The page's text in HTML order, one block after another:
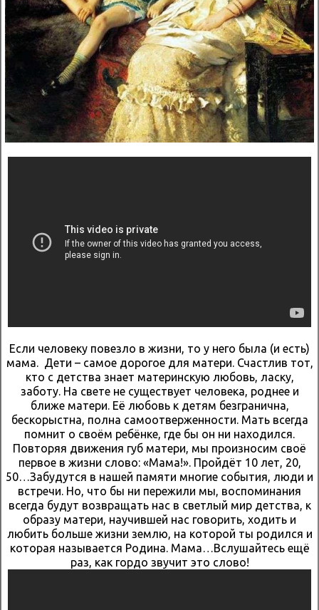
Если человеку повезло в жизни, то у него была (и есть)
мама. Дети – самое дорогое для матери. Счастлив тот,
кто с детства знает материнскую любовь, ласку,
заботу. На свете не существует человека, роднее и
ближе матери. Её любовь к детям безгранична,
бескорыстна, полна самоотверженности. Мать всегда
помнит о своём ребёнке, где бы он ни находился.
Повторяя движения губ матери, мы произносим своё
первое в жизни слово: «Мама!». Пройдёт 10 лет, 20,
50…Забудутся в нашей памяти многие события, люди и
встречи. Но, что бы ни пережили мы, воспоминания
всегда будут возвращать нас в светлый мир детства, к
образу матери, научившей нас говорить, ходить и
любить больше жизни землю, на которой ты родился и
которая называется Родина. Мама…Вслушайтесь ещё
раз, как гордо звучит это слово!